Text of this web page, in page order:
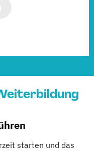
starten und das